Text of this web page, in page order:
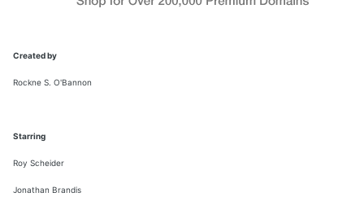
Created by
Rockne S. O'Bannon
Starring
Roy Scheider
Jonathan Brandis